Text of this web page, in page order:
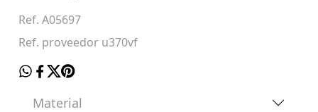
Ref. A05697
Ref. proveedor u370vf
Material